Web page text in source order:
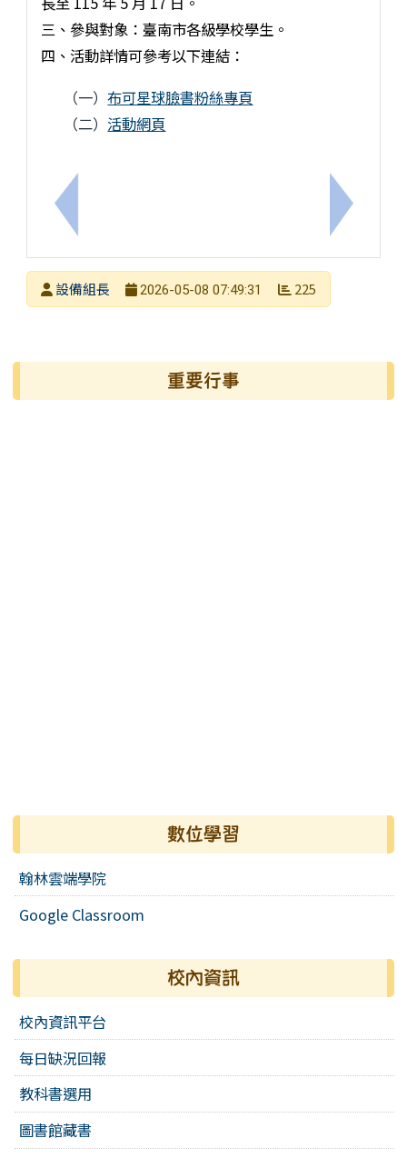
上一筆：臺南市115年無人機足球選拔賽實施計畫
三、參與對象：臺南市各級學校學生。
四、活動詳情可參考以下連結：
（一）布可星球臉書粉絲專頁
（二）活動網頁
下一筆：
發布者設備組長
2026-05-08 07:49:31 225
左邊區域內容 重要行事
數位學習
翰林雲端學院
Google Classroom
校內資訊
校內資訊平台
每日缺況回報
教科書選用
圖書館藏書